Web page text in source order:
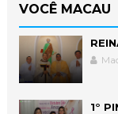
VOCÊ MACAU
1°